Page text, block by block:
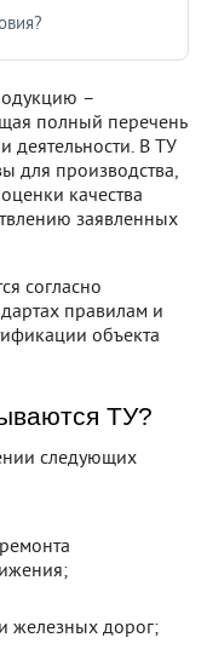
–
полный перечень
деятельности. В ТУ
для производства,
качества
заявленных
согласно
правилам и
объекта
ТУ?
следующих
железных дорог;